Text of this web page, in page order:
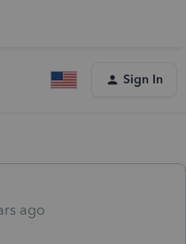
Sign In
ago